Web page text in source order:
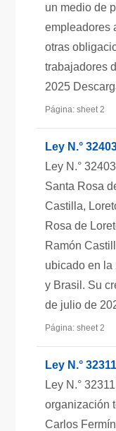
un medio de
empleadores
otras
trabajadores
2025
Página: sheet 2
Ley N.°
Ley N.°
Santa Rosa
Castilla,
Rosa de
Ramón
ubicado en la
y Brasil. Su
de julio de
Página: sheet 2
Ley N.°
Ley N.°
organización
Carlos